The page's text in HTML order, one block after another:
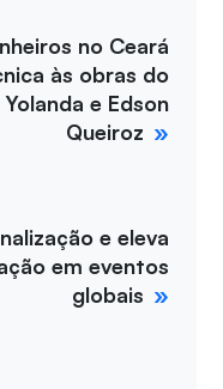
no Ceará
às obras do
e Edson
Queiroz
e eleva
em eventos
globais